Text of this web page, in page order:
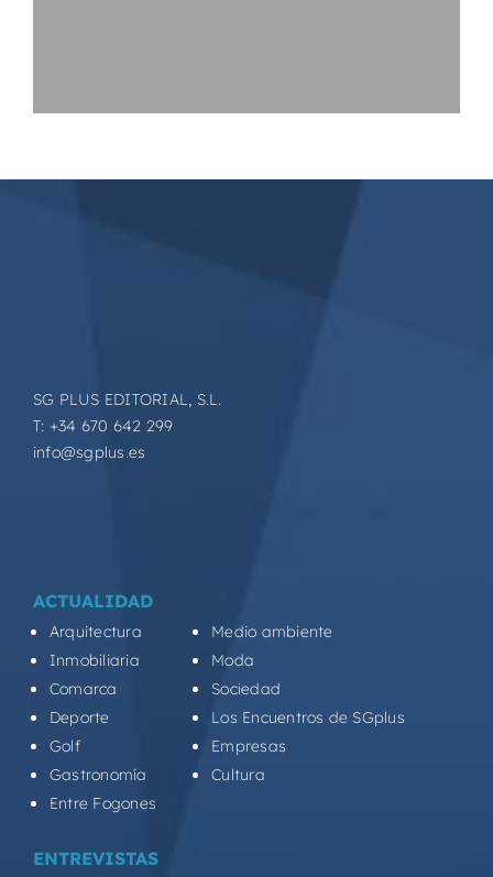
SG PLUS EDITORIAL, S.L.
T: +34 670 642 299
info@sgplus.es
ACTUALIDAD
Arquitectura
Inmobiliaria
Comarca
Deporte
Golf
Gastronomía
Entre Fogones
Medio ambiente
Moda
Sociedad
Los Encuentros de SGplus
Empresas
Cultura
ENTREVISTAS